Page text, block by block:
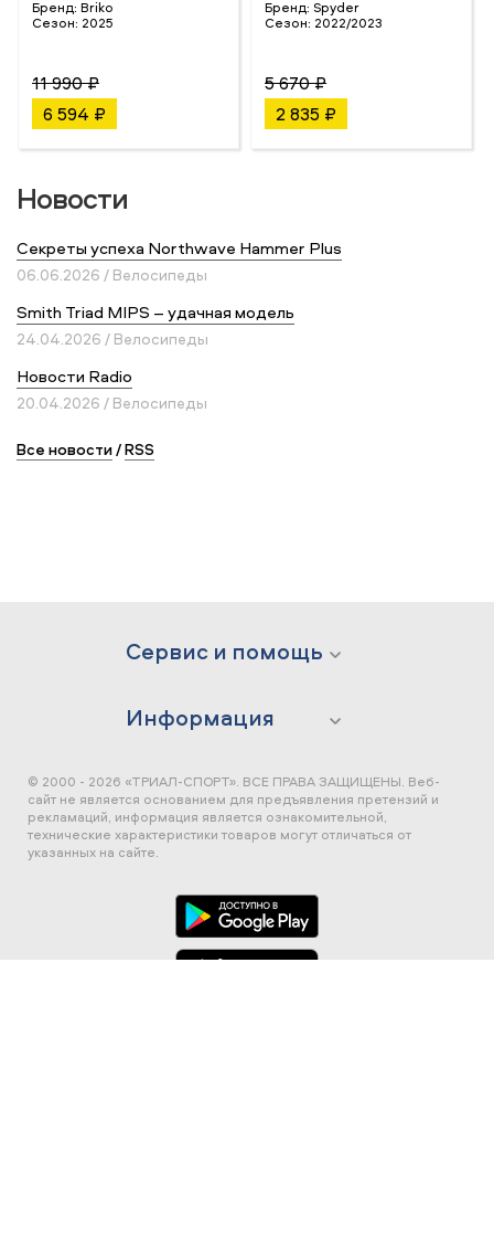
Бренд: Briko
Сезон: 2025
11 990 ₽
6 594 ₽
Бренд: Spyder
Сезон: 2022/2023
5 670 ₽
2 835 ₽
Новости
Секреты успеха Northwave Hammer Plus
06.06.2026 / Велосипеды
Smith Triad MIPS – удачная модель
24.04.2026 / Велосипеды
Новости Radio
20.04.2026 / Велосипеды
Все новости/RSS
Сервис и помощь
Информация
© 2000 - 2026 «ТРИАЛ-СПОРТ». ВСЕ ПРАВА ЗАЩИЩЕНЫ. Веб-
сайт не является основанием для предъявления претензий и
рекламаций, информация является ознакомительной,
технические характеристики товаров могут отличаться от
указанных на сайте.